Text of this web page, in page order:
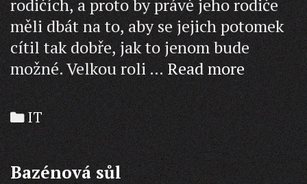
rodičích, a proto by právě jeho rodiče
měli dbát na to, aby se jejich potomek
cítil tak dobře, jak to jenom bude
možné. Velkou roli …Read moreVše
pro
pohodlí
Vašeho
potomka
Categories
IT
Bazénová sůl